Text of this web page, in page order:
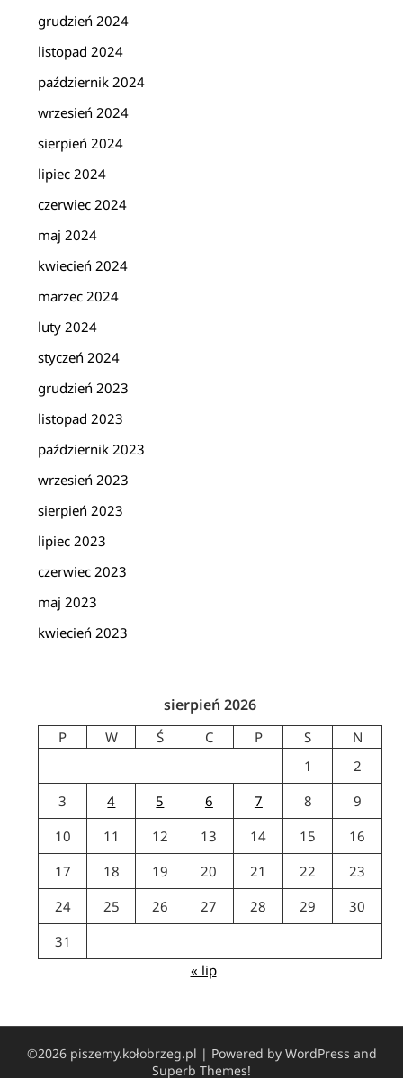
grudzień 2024
listopad 2024
październik 2024
wrzesień 2024
sierpień 2024
lipiec 2024
czerwiec 2024
maj 2024
kwiecień 2024
marzec 2024
luty 2024
styczeń 2024
grudzień 2023
listopad 2023
październik 2023
wrzesień 2023
sierpień 2023
lipiec 2023
czerwiec 2023
maj 2023
kwiecień 2023
sierpień 2026
P W Ś C P S
N
1
2
3
4 5 6 7 8
9
10
11 12 13 14 15
16
17
18 19 20 21 22
23
24
25 26 27 28 29
30
31
« lip
©2026 piszemy.kołobrzeg.pl | Powered by WordPress and
Superb Themes!